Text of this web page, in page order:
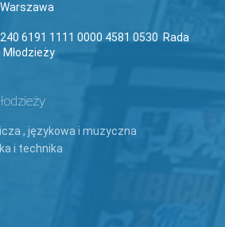
6191 1111 0000 4581 0530 Rada
Młodzieży
, językowa i muzyczna
i technika